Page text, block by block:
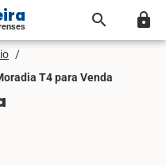
search lock
/
T4 para Venda